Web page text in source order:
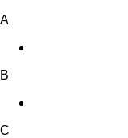
A
B
C